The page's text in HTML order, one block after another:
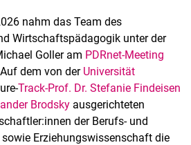
nahm das Team des
Wirtschaftspädagogik unter der
Goller am PDRnet-Meeting
dem von der Universität
Track-Prof. Dr. Stefanie Findeisen
Brodsky ausgerichteten
der Berufs- und
Erziehungswissenschaft die